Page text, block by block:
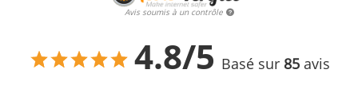
Avis soumis à un contrôle
4.8/5 Basé sur 85 avis